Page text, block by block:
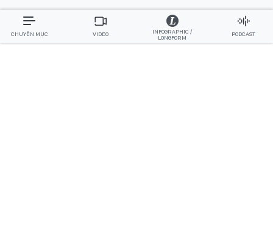
CHUYÊN MỤC VIDEO
INFOGRAPHIC /
LONGFORM
PODCAST